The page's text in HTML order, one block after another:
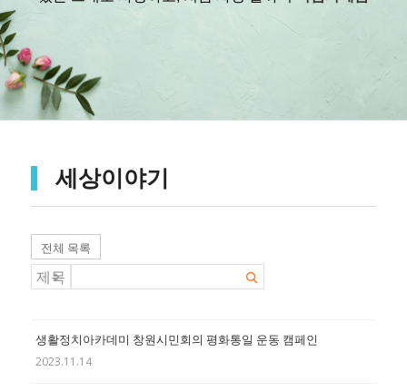
세상이야기
전체 목록
생활정치아카데미 창원시민회의 평화통일 운동 캠페인
2023.11.14